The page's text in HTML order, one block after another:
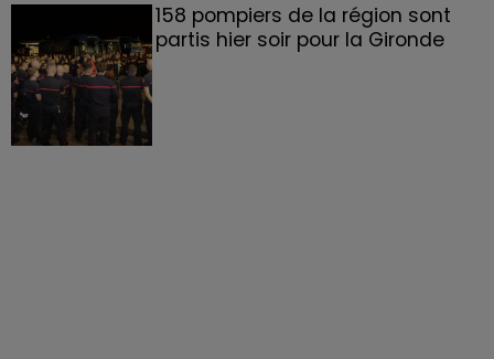
158 pompiers de la région sont
partis hier soir pour la Gironde